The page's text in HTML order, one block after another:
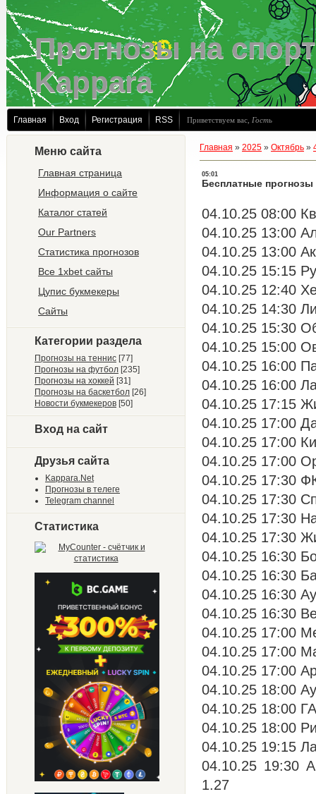
Прогнозы на
Kappara
Главная Вход Регистрация RSS Приветствуем вас Гость
Меню сайта
Главная страница
Информация о сайте
Каталог статей
Our Partners
Статистика прогнозов
Все 1xbet сайты
Цупис букмекеры
Сайты
Категории раздела
Прогнозы на теннис [77]
Прогнозы на футбол [235]
Прогнозы на хоккей [31]
Прогнозы на баскетбол [26]
Новости букмекеров [50]
Вход на сайт
Друзья сайта
Kappara.Net
Прогнозы в телеге
Telegram channel
Статистика
Главная » 2025 » Октябрь »
05:01
Бесплатные
04.10.25 08:00
04.10.25 13:00
04.10.25 13:00
04.10.25 15:15
04.10.25 12:40
04.10.25 14:30
04.10.25 15:30
04.10.25 15:00
04.10.25 16:00
04.10.25 16:00
04.10.25 17:15
04.10.25 17:00
04.10.25 17:00
04.10.25 17:00
04.10.25 17:30
04.10.25 17:30
04.10.25 17:30
04.10.25 17:30
04.10.25 16:30
04.10.25 16:30
04.10.25 16:30
04.10.25 16:30
04.10.25 17:00
04.10.25 17:00
04.10.25 17:00
04.10.25 18:00
04.10.25 18:00
04.10.25 18:00
04.10.25 19:15
04.10.25 19:30
1.27